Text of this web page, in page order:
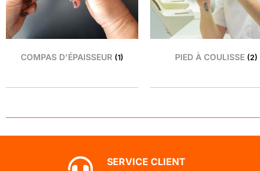
COMPAS D'ÉPAISSEUR (1) PIED À COULISSE (2)
SERVICE CLIENT